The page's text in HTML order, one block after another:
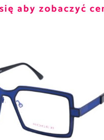
aby zobaczyć